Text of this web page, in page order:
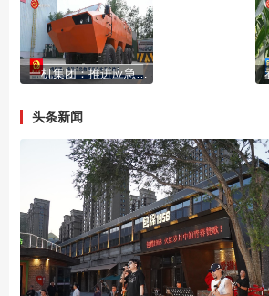
一机集团：推进应急救援装备体系化建设
头条新闻